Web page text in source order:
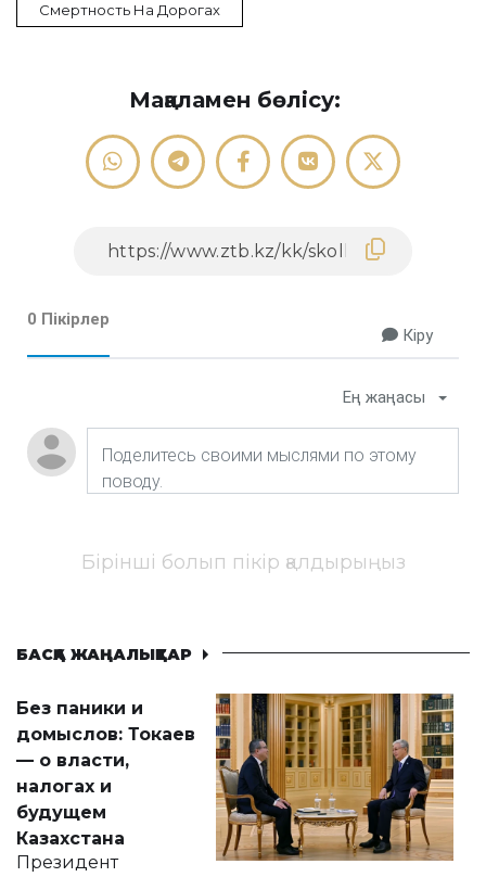
Смертность На Дорогах
Мақаламен бөлісу:
0 Пікірлер
Кіру
Ең жаңасы
Бірінші болып пікір қалдырыңыз
БАСҚА ЖАҢАЛЫҚТАР
Без паники и
домыслов: Токаев
— о власти,
налогах и
будущем
Казахстана
Президент